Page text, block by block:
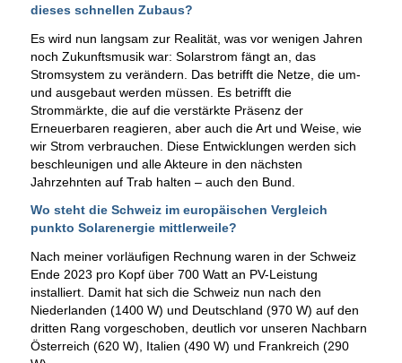
dieses schnellen Zubaus?
Es wird nun langsam zur Realität, was vor wenigen Jahren
noch Zukunftsmusik war: Solarstrom fängt an, das
Stromsystem zu verändern. Das betrifft die Netze, die um-
und ausgebaut werden müssen. Es betrifft die
Strommärkte, die auf die verstärkte Präsenz der
Erneuerbaren reagieren, aber auch die Art und Weise, wie
wir Strom verbrauchen. Diese Entwicklungen werden sich
beschleunigen und alle Akteure in den nächsten
Jahrzehnten auf Trab halten – auch den Bund.
Wo steht die Schweiz im europäischen Vergleich
punkto Solarenergie mittlerweile?
Nach meiner vorläufigen Rechnung waren in der Schweiz
Ende 2023 pro Kopf über 700 Watt an PV-Leistung
installiert. Damit hat sich die Schweiz nun nach den
Niederlanden (1400 W) und Deutschland (970 W) auf den
dritten Rang vorgeschoben, deutlich vor unseren Nachbarn
Österreich (620 W), Italien (490 W) und Frankreich (290